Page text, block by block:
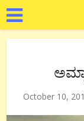
October 10,